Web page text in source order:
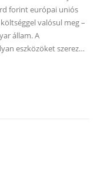
forint európai uniós
valósul meg –
állam. A
eszközöket szerez…